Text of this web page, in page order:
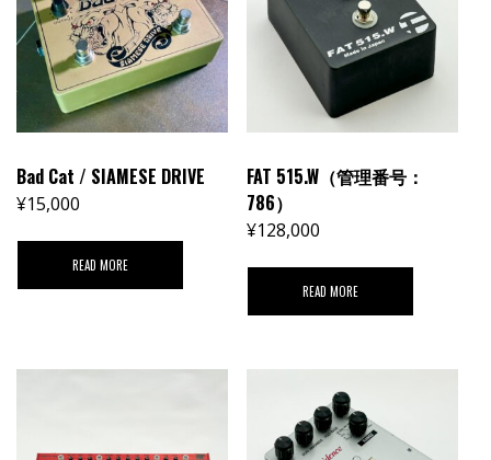
Bad Cat / SIAMESE DRIVE
¥15,000
READ MORE
FAT 515.W（管理番号：
786）
¥128,000
READ MORE